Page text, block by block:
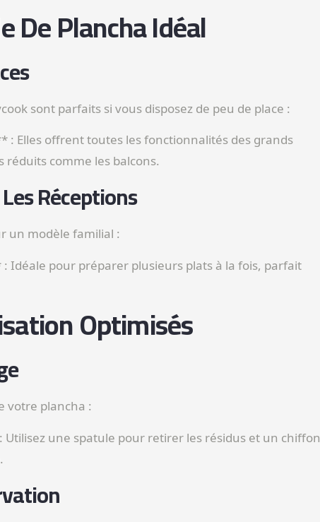
De Plancha Idéal
sont parfaits si vous disposez de peu de place :
: Elles offrent toutes les fonctionnalités des grands
réduits comme les balcons.
Réceptions
un modèle familial :
Idéale pour préparer plusieurs plats à la fois, parfait
Optimisés
votre plancha :
une spatule pour retirer les résidus et un chiffon